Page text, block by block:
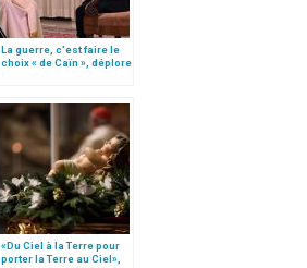
La guerre, c’est faire le
choix « de Caïn », déplore
«Du Ciel à la Terre pour
porter la Terre au Ciel»,